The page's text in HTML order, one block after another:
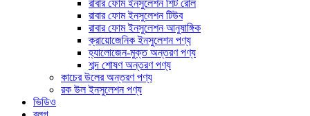
রাবার ফোম ইনসুলেশন শিট রোল
রাবার ফোম ইনসুলেশন টিউব
রাবার ফোম ইনসুলেশন আনুষাঙ্গিক
ক্রায়োজেনিক ইনসুলেশন পণ্য
হ্যালোজেন-মুক্ত অন্তরণ পণ্য
শব্দ শোষণ অন্তরণ পণ্য
কাচের উলের অন্তরণ পণ্য
রক উল ইনসুলেশন পণ্য
ভিডিও